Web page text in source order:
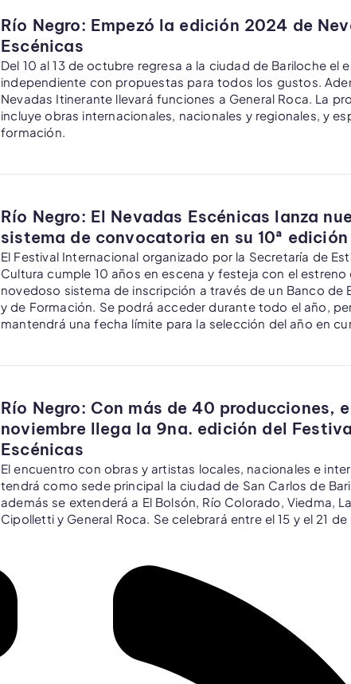
Río Negro: Empezó la edición 2024 de
Escénicas
Del 10 al 13 de octubre regresa a la ciudad de Bariloche el
independiente con propuestas para todos los gustos.
Nevadas Itinerante llevará funciones a General Roca. La
incluye obras internacionales, nacionales y regionales, y
formación.
Río Negro: El Nevadas Escénicas lanza
sistema de convocatoria en su 10ª edición
El Festival Internacional organizado por la Secretaría de
Cultura cumple 10 años en escena y festeja con el estreno
novedoso sistema de inscripción a través de un Banco de
y de Formación. Se podrá acceder durante todo el año,
mantendrá una fecha límite para la selección del año en
Río Negro: Con más de 40 producciones,
noviembre llega la 9na. edición del
Escénicas
El encuentro con obras y artistas locales, nacionales e
tendrá como sede principal la ciudad de San Carlos de
además se extenderá a El Bolsón, Río Colorado, Viedma,
Cipolletti y General Roca. Se celebrará entre el 15 y el 21